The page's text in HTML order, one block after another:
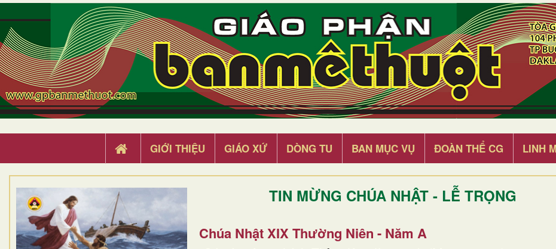
GIỚI THIỆU GIÁO XỨ DÒNG TU BAN MỤC VỤ ĐOÀN THỂ CG LINH
TIN MỪNG CHÚA NHẬT - LỄ TRỌNG
Chúa Nhật XIX Thường Niên - Năm A